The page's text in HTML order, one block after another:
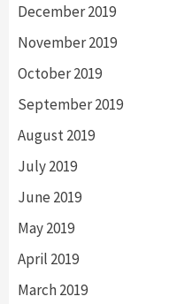
December 2019
November 2019
October 2019
September 2019
August 2019
July 2019
June 2019
May 2019
April 2019
March 2019